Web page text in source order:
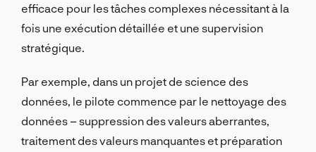
efficace pour les tâches complexes nécessitant à la
fois une exécution détaillée et une supervision
stratégique.
Par exemple, dans un projet de science des
données, le pilote commence par le nettoyage des
données – suppression des valeurs aberrantes,
traitement des valeurs manquantes et préparation